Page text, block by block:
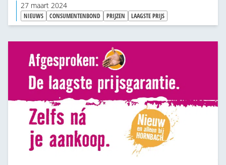
27 maart 2024
NIEUWS CONSUMENTENBOND PRIJZEN LAAGSTE PRIJS